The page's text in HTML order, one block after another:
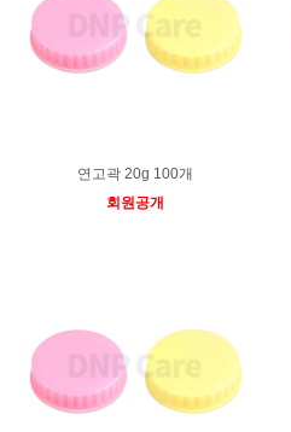
연고곽 20g 100개
회원공개